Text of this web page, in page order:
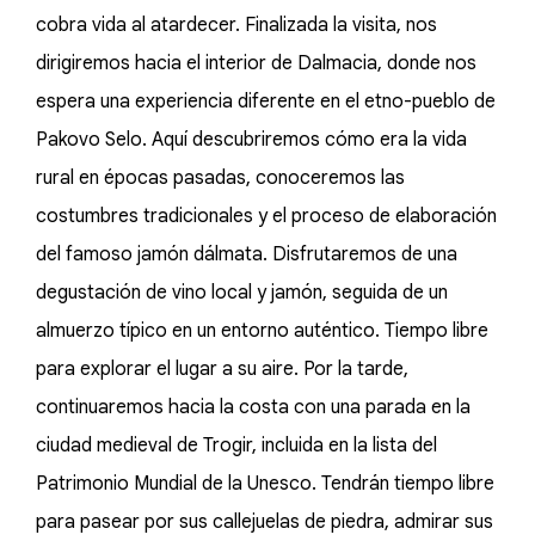
cobra vida al atardecer. Finalizada la visita, nos
dirigiremos hacia el interior de Dalmacia, donde nos
espera una experiencia diferente en el etno-pueblo de
Pakovo Selo. Aquí descubriremos cómo era la vida
rural en épocas pasadas, conoceremos las
costumbres tradicionales y el proceso de elaboración
del famoso jamón dálmata. Disfrutaremos de una
degustación de vino local y jamón, seguida de un
almuerzo típico en un entorno auténtico. Tiempo libre
para explorar el lugar a su aire. Por la tarde,
continuaremos hacia la costa con una parada en la
ciudad medieval de Trogir, incluida en la lista del
Patrimonio Mundial de la Unesco. Tendrán tiempo libre
para pasear por sus callejuelas de piedra, admirar sus